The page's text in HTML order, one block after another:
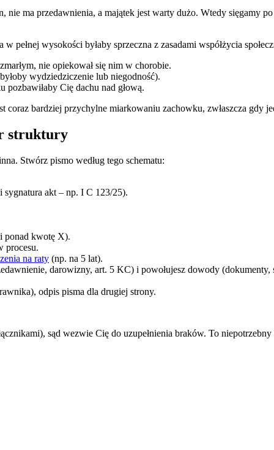
nie ma przedawnienia, a majątek jest warty dużo. Wtedy sięgamy
pełnej wysokości byłaby sprzeczna z zasadami współżycia
nie opiekował się nim w chorobie.
wydziedziczenie lub niegodność).
pozbawiłaby Cię dachu nad głową.
coraz bardziej przychylne miarkowaniu zachowku, zwłaszcza gdy
struktury
Stwórz pismo według tego schematu:
sygnatura akt – np. I C 123/25).
ponad kwotę X).
procesu.
na raty (np. na 5 lat).
darowizny, art. 5 KC) i powołujesz dowody
odpis pisma dla drugiej strony.
sąd wezwie Cię do uzupełnienia braków. To